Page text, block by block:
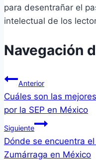
para desentrañar el
intelectual de los
Navegación
Anterior
Cuáles son las
por la SEP en México
Siguiente
Dónde se encuentra
Zumárraga en México